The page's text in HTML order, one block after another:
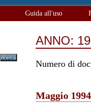
Guida all'uso
ANNO:
Numero di
Maggio 1994